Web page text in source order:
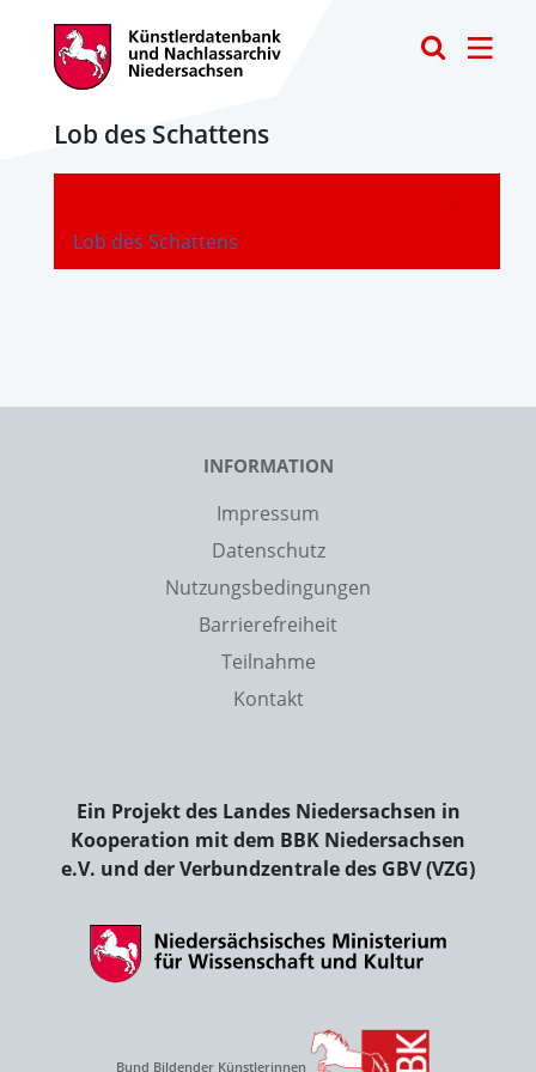
Lob des Schattens
Lob des Schattens
-
INFORMATION
Impressum
Datenschutz
Nutzungsbedingungen
Barrierefreiheit
Teilnahme
Kontakt
Ein Projekt des Landes Niedersachsen in
Kooperation mit dem BBK Niedersachsen
e.V. und der Verbundzentrale des GBV (VZG)
Bund Bildender Künstlerinnen